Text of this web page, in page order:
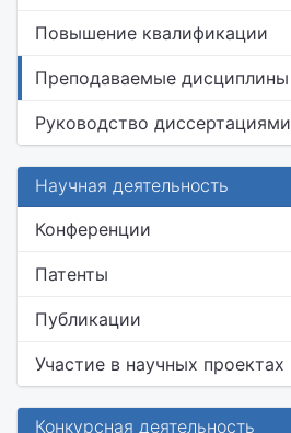
Повышение квалификации
Преподаваемые дисциплины
Руководство диссертациями
Научная деятельность
Конференции
Патенты
Публикации
Участие в научных проектах
Конкурсная деятельность